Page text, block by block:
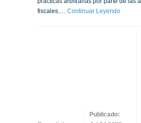
fiscales.… Continuar Leyendo
Publicado: